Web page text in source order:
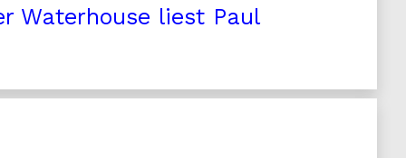
Waterhouse liest Paul